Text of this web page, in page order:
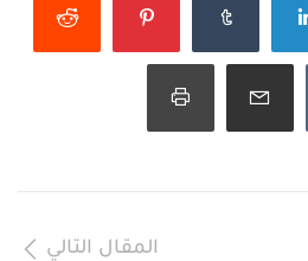
المقال التالي